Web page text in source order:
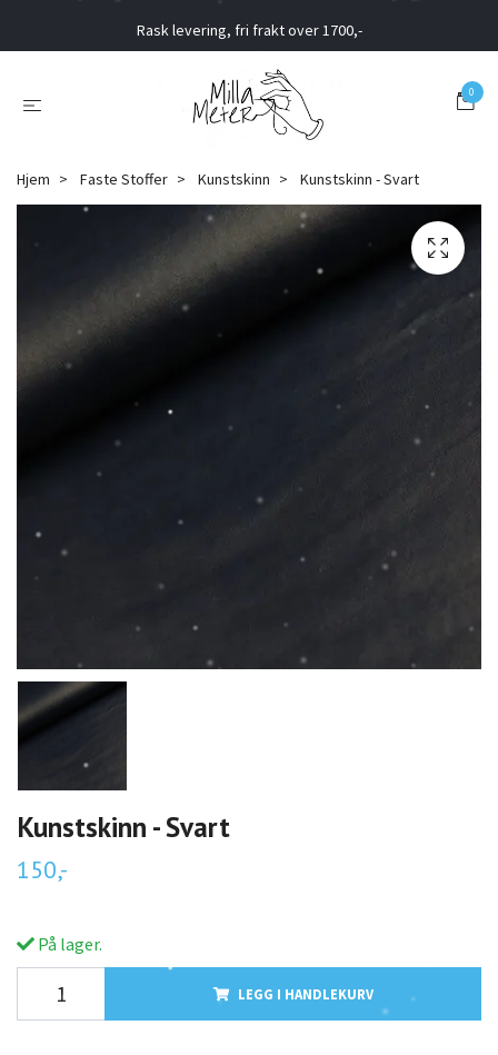
Rask levering, fri frakt over 1700,-
0
Hjem Faste Stoffer Kunstskinn Kunstskinn - Svart
Kunstskinn - Svart
150,-
På lager.
LEGG I HANDLEKURV